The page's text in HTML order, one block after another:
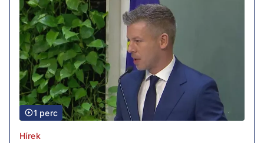
1 perc
Hírek